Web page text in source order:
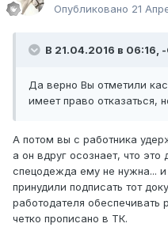
Опубликовано 21
В 21.04.2016 в 06:16,
Да верно Вы отметили
имеет право отказаться,
А потом вы с работника
а он вдруг осознает, что
спецодежда ему не нужна... и
принудили подписать тот
работодателя обеспечивать
четко прописано в ТК.